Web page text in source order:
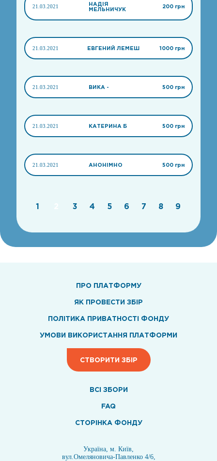
21.03.2021
НАДІЯ
МЕЛЬНИЧУК
200 грн
21.03.2021 ЕВГЕНИЙ ЛЕМЕШ 1000 грн
21.03.2021 ВИКА - 500 грн
21.03.2021 КАТЕРИНА Б 500 грн
21.03.2021 АНОНІМНО 500 грн
1 3 4 5 6 7 8 9
ПРО ПЛАТФОРМУ
ЯК ПРОВЕСТИ ЗБІР
ПОЛІТИКА ПРИВАТНОСТІ ФОНДУ
УМОВИ ВИКОРИСТАННЯ ПЛАТФОРМИ
СТВОРИТИ ЗБІР
ВСI ЗБОРИ
FAQ
СТОРІНКА ФОНДУ
Україна, м. Київ,
вул.Омеляновича-Павленко 4/6,